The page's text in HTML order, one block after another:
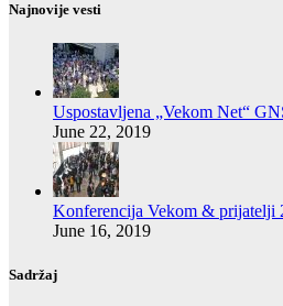
Najnovije vesti
Uspostavljena „Vekom Net“
June 22, 2019
Konferencija Vekom & prijatelji
June 16, 2019
Sadržaj